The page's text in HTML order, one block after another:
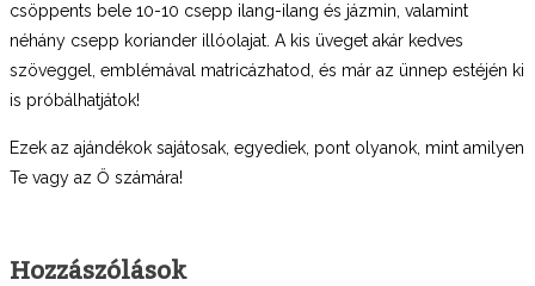
csöppents bele 10-10 csepp ilang-ilang és jázmin, valamint
néhány csepp koriander illóolajat. A kis üveget akár kedves
szöveggel, emblémával matricázhatod, és már az ünnep estéjén ki
is próbálhatjátok!
Ezek az ajándékok sajátosak, egyediek, pont olyanok, mint amilyen
Te vagy az Ő számára!
Hozzászólások